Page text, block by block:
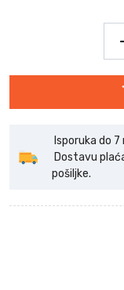
Isporuka do
Dostavu
pošiljke.